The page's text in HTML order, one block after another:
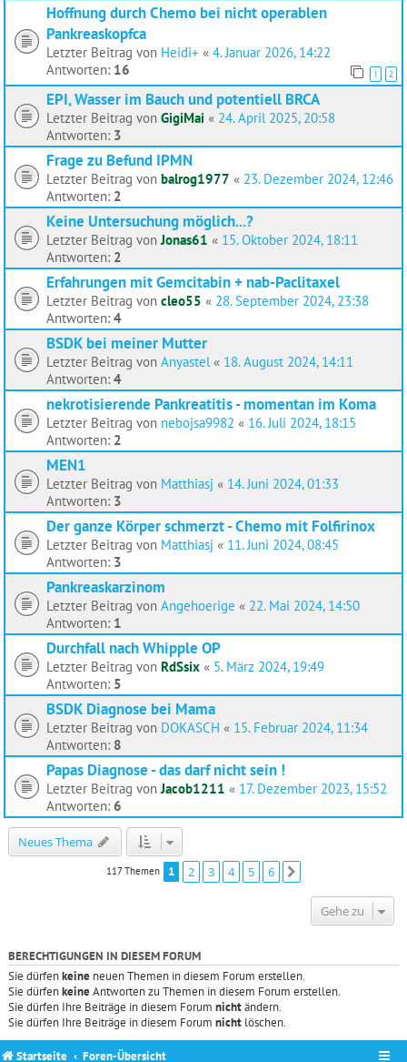
Hoffnung durch Chemo bei nicht operablen
Pankreaskopfca
Letzter Beitrag von Heidi+ « 4. Januar 2026, 14:22
Antworten: 16 1 2
EPI, Wasser im Bauch und potentiell BRCA
Letzter Beitrag von GigiMai « 24. April 2025, 20:58
Antworten: 3
Frage zu Befund IPMN
Letzter Beitrag von balrog1977 « 23. Dezember 2024, 12:46
Antworten: 2
Keine Untersuchung möglich...?
Letzter Beitrag vonJonas61 « 15. Oktober 2024, 18:11
Antworten: 2
Erfahrungen mit Gemcitabin + nab-Paclitaxel
Letzter Beitrag von cleo55 « 28. September 2024, 23:38
Antworten: 4
BSDK bei meiner Mutter
Letzter Beitrag von Anyastel« 18. August 2024, 14:11
Antworten: 4
nekrotisierende Pankreatitis - momentan im Koma
Letzter Beitrag von nebojsa9982 « 16. Juli 2024, 18:15
Antworten: 2
MEN1
Letzter Beitrag von Matthiasj « 14. Juni 2024, 01:33
Antworten: 3
Der ganze Körper schmerzt - Chemo mit Folfirinox
Letzter Beitrag von Matthiasj « 11. Juni 2024, 08:45
Antworten: 3
Pankreaskarzinom
Letzter Beitrag von Angehoerige « 22. Mai 2024, 14:50
Antworten: 1
Durchfall nach Whipple OP
Letzter Beitrag von RdSsix « 5. März 2024, 19:49
Antworten: 5
BSDK Diagnose bei Mama
Letzter Beitrag von DOKASCH « 15. Februar 2024, 11:34
Antworten: 8
Papas Diagnose - das darf nicht sein !
Letzter Beitrag vonJacob1211 « 17. Dezember 2023, 15:52
Antworten: 6
Neues Thema
117 Themen 1 2 3 4 5 6
Gehe zu
BERECHTIGUNGEN IN DIESEM FORUM
Sie dürfenkeine neuen Themen in diesem Forum erstellen.
Sie dürfenkeineAntworten zu Themen in diesem Forum erstellen.
Sie dürfen Ihre Beiträge in diesem Forum nichtändern.
Sie dürfen Ihre Beiträge in diesem Forum nicht löschen.
Startseite Foren-Übersicht